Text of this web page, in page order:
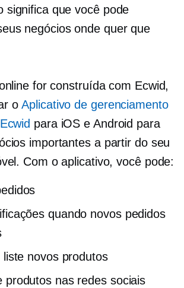
significa que você pode
negócios onde quer que
for construída com Ecwid,
oAplicativo de gerenciamento
para iOS e Android para
importantes a partir do seu
Com o aplicativo, você pode:
quando novos pedidos
novos produtos
produtos nas redes sociais